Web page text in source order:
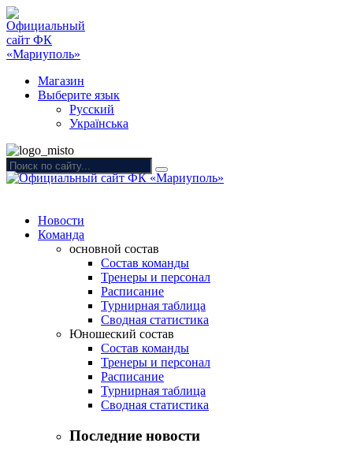
Магазин
Выберите язык
Русский
Українська
Новости
Команда
основной состав
Состав команды
Тренеры и персонал
Расписание
Турнирная таблица
Сводная статистика
Юношеский состав
Состав команды
Тренеры и персонал
Расписание
Турнирная таблица
Сводная статистика
Последние новости